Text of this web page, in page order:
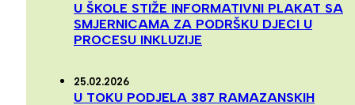
U ŠKOLE STIŽE INFORMATIVNI PLAKAT SA
SMJERNICAMA ZA PODRŠKU DJECI U
PROCESU INKLUZIJE
25.02.2026
U TOKU PODJELA 387 RAMAZANSKIH